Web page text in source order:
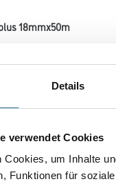
Details
verwendet Cookies
Cookies, um Inhalte
Funktionen für
18mmx50m
Außeneinsatz. Ideal